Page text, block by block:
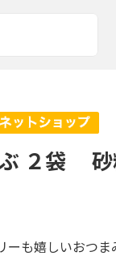
ぶ ２袋
も嬉しいおつま